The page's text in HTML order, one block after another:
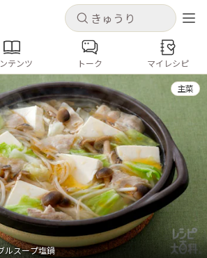
キャンセル
ンするとレシピを保存できます
新規登録
キャンセル
コンテンツ
シピ
なす トマト
とうもろこし
みょうが ゴーヤ
テンツ トーク マイレシピ
ルスープ塩鍋
主菜